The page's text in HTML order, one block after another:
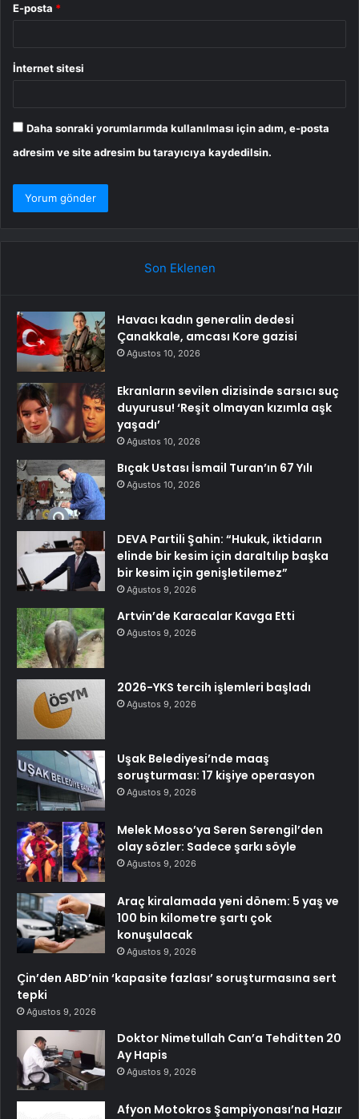
E-posta *
İnternet sitesi
Daha sonraki yorumlarımda kullanılması için adım, e-posta
adresim ve site adresim bu tarayıcıya kaydedilsin.
Son Eklenen
Havacı kadın generalin dedesi
Çanakkale, amcası Kore gazisi
Ağustos 10, 2026
Ekranların sevilen dizisinde sarsıcı suç
duyurusu! ‘Reşit olmayan kızımla aşk
yaşadı’
Ağustos 10, 2026
Bıçak Ustası İsmail Turan’ın 67 Yılı
Ağustos 10, 2026
DEVA Partili Şahin: “Hukuk, iktidarın
elinde bir kesim için daraltılıp başka
bir kesim için genişletilemez”
Ağustos 9, 2026
Artvin’de Karacalar Kavga Etti
Ağustos 9, 2026
2026-YKS tercih işlemleri başladı
Ağustos 9, 2026
Uşak Belediyesi’nde maaş
soruşturması: 17 kişiye operasyon
Ağustos 9, 2026
Melek Mosso’ya Seren Serengil’den
olay sözler: Sadece şarkı söyle
Ağustos 9, 2026
Araç kiralamada yeni dönem: 5 yaş ve
100 bin kilometre şartı çok
konuşulacak
Ağustos 9, 2026
Çin’den ABD’nin ‘kapasite fazlası’ soruşturmasına sert
tepki
Ağustos 9, 2026
Doktor Nimetullah Can’a Tehditten 20
Ay Hapis
Ağustos 9, 2026
Afyon Motokros Şampiyonası’na Hazır